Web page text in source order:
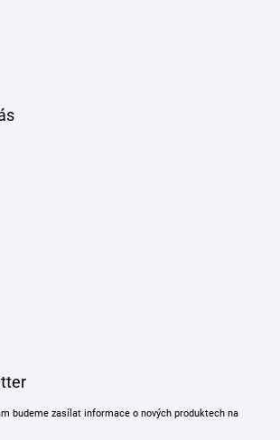
budeme zasílat informace o nových produktech na